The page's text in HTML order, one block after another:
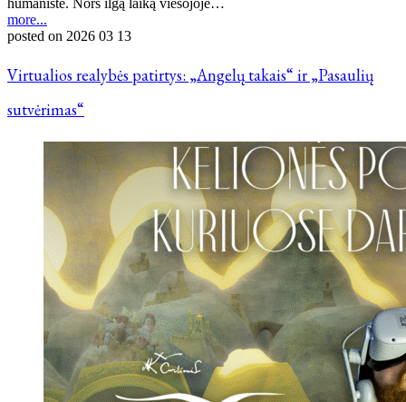
humanistė. Nors ilgą laiką viešojoje…
more...
posted on 2026 03 13
Virtualios realybės patirtys: „Angelų takais“ ir „Pasaulių
sutvėrimas“